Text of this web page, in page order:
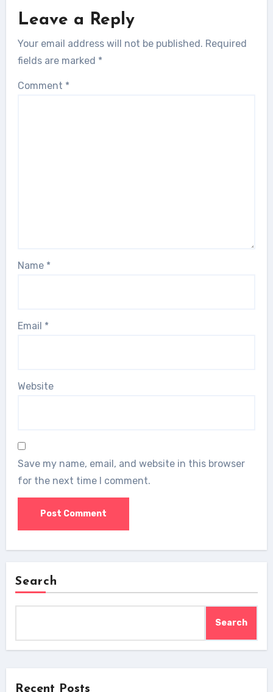
Leave a Reply
Your email address will not be published. Required
fields are marked *
Comment *
Name *
Email *
Website
Save my name, email, and website in this browser
for the next time I comment.
Search
Search
Recent Posts